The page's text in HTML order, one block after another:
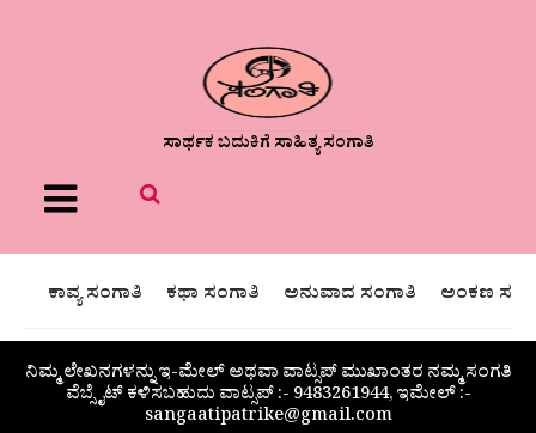
ಸಾರ್ಥಕ ಬದುಕಿಗೆ ಸಾಹಿತ್ಯ ಸಂಗಾತಿ
Menu
ಕಾವ್ಯ ಸಂಗಾತಿ ಕಥಾ ಸಂಗಾತಿ ಅನುವಾದ ಸಂಗಾತಿ ಅಂಕಣ
ನಿಮ್ಮ ಲೇಖನಗಳನ್ನು ಇ-ಮೇಲ್ ಅಥವಾ ವಾಟ್ಸಪ್ ಮುಖಾಂತರ ನಮ್ಮ ಸಂಗತಿ
ವೆಬ್ಸೈಟ್ ಕಳಿಸಬಹುದು ವಾಟ್ಸಪ್‌ :- 9483261944, ಇಮೇಲ್ :-
sangaatipatrike@gmail.com